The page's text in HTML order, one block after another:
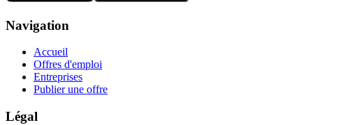
Navigation
Accueil
Offres d'emploi
Entreprises
Publier une offre
Légal